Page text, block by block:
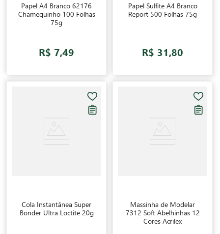
Papel A4 Branco 62176
Chamequinho 100 Folhas
75g
R$ 7,49
Papel Sulfite A4 Branco
Report 500 Folhas 75g
R$ 31,80
Cola Instantânea Super
Bonder Ultra Loctite 20g
Massinha de Modelar
7312 Soft Abelhinhas 12
Cores Acrilex